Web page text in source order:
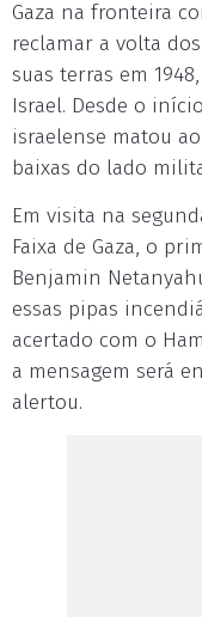
Gaza na fronteira
reclamar a volta
suas terras em
Israel. Desde o
israelense matou
baixas do lado
Em visita na
Faixa de Gaza, o
Benjamin
essas pipas
acertado com o
a mensagem será
alertou.